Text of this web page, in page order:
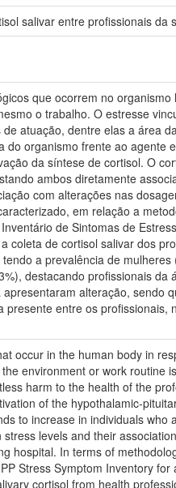
salivar entre profissionais da
que ocorrem no
o trabalho. O estresse
atuação, dentre elas a área
organismo frente ao
da síntese de cortisol. O
ambos diretamente
com alterações nas
em relação a
de Sintomas de
coleta de cortisol salivar dos
a prevalência de
destacando profissionais
alteração, sendo
entre os
occur in the human body in
environment or work routine
harm to the health of the
of the hypothalamic-
to increase in individuals
levels and their
hospital. In terms of
Stress Symptom Inventory
cortisol from health